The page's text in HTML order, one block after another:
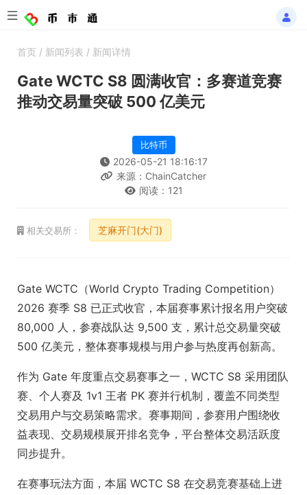
首页 / 新闻列表 / 新闻详情
Gate WCTC S8 圆满收官：多赛道竞赛
推动交易量突破 500 亿美元
比特币
2026-05-21 18:16:17
来源：ChainCatcher
阅读：121
相关交易所： 芝麻开门(大门)
Gate WCTC （World Crypto Trading Competition）
2026 赛季 S8 已正式收官，本届赛事累计报名用户突破
80,000 人，参赛战队达 9,500 支，累计总交易量突破
500 亿美元，整体赛事规模与用户参与热度再创新高。
作为 Gate 年度重点交易赛事之一，WCTC S8 采用团队
赛、个人赛及 1v1 王者 PK 赛并行机制，覆盖不同类型
交易用户与交易策略需求。赛事期间，参赛用户围绕收
益表现、交易规模展开排名竞争，平台整体交易活跃度
同步提升。
在赛事玩法方面，本届 WCTC S8 在交易竞赛基础上进